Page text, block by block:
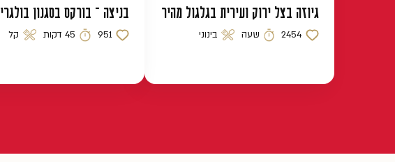
גיוזה בצל ירוק ועירית בגלגול מהיר
כמות לייקים
2454 זמן הכנה
שעה רמת קושי
בינוני
בניצה – בורקס בסגנון בולגרי
כמות לייקים
951 זמן הכנה
45 דקות רמת קושי
קל